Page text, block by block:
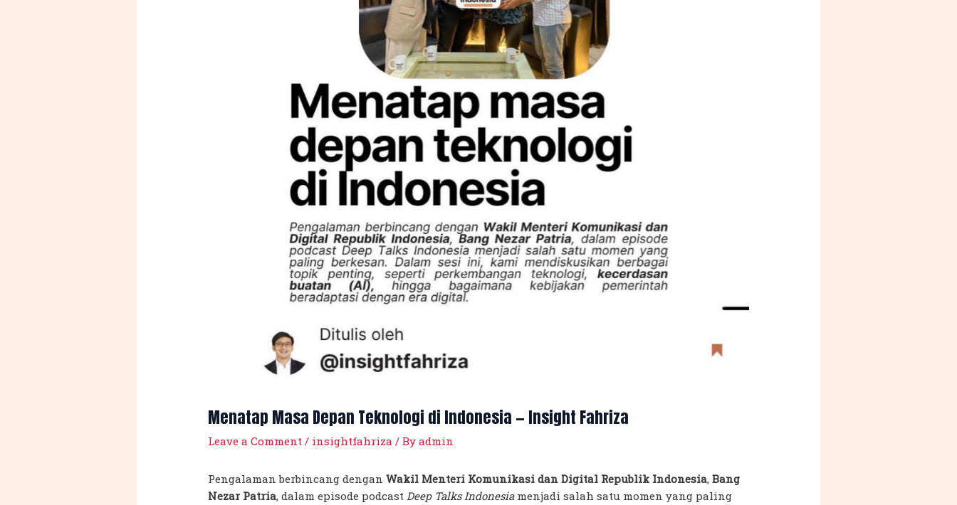
Menatap Masa Depan Teknologi di Indonesia — Insight Fahriza
Leave a Comment / insightfahriza / Byadmin
Pengalaman berbincang denganWakil Menteri Komunikasi dan Digital Republik Indonesia,Bang
Nezar Patria, dalam episode podcastDeep Talks Indonesiamenjadi salah satu momen yang paling